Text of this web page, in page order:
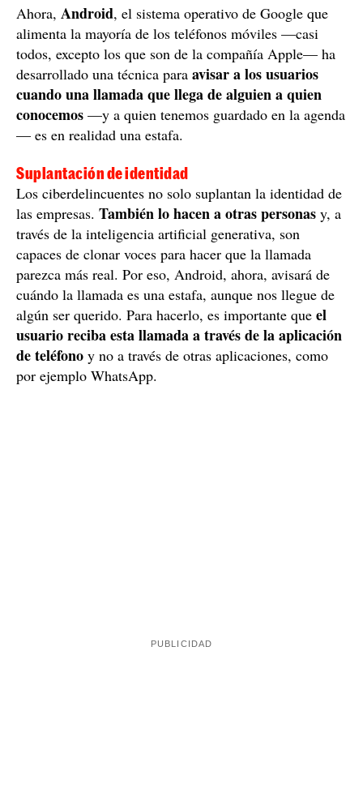
Ahora, Android, el sistema operativo de Google que
alimenta la mayoría de los teléfonos móviles —casi
todos, excepto los que son de la compañía Apple— ha
desarrollado una técnica para avisar a los usuarios
cuando una llamada que llega de alguien a quien
conocemos —y a quien tenemos guardado en la agenda
— es en realidad una estafa.
Suplantación de identidad
Los ciberdelincuentes no solo suplantan la identidad de
las empresas. También lo hacen a otras personas y, a
través de la inteligencia artificial generativa, son
capaces de clonar voces para hacer que la llamada
parezca más real. Por eso, Android, ahora, avisará de
cuándo la llamada es una estafa, aunque nos llegue de
algún ser querido. Para hacerlo, es importante que el
usuario reciba esta llamada a través de la aplicación
de teléfono y no a través de otras aplicaciones, como
por ejemplo WhatsApp.